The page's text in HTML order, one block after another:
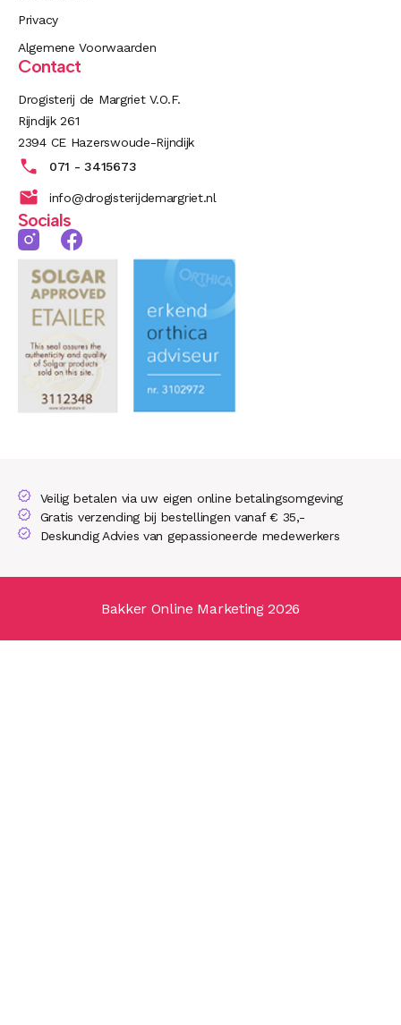
Privacy
Algemene Voorwaarden
Contact
Drogisterij de Margriet V.O.F.
Rijndijk 261
2394 CE Hazerswoude-Rijndijk
071 - 3415673
info@drogisterijdemargriet.nl
Socials
Veilig betalen via uw eigen online betalingsomgeving
Gratis verzending bij bestellingen vanaf € 35,-
Deskundig Advies van gepassioneerde medewerkers
Bakker Online Marketing 2026